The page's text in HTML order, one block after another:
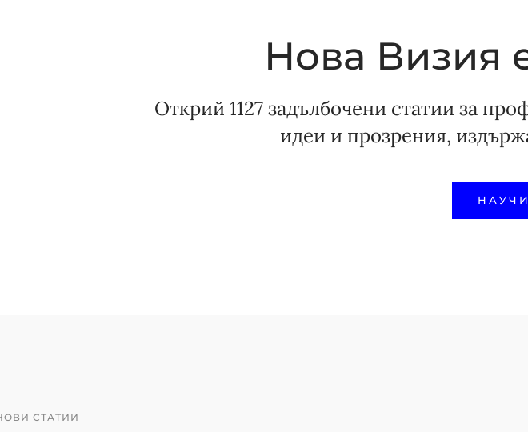
Нова Визия
Открий 1127 задълбочени статии за
идеи и прозрения,
СТАТИИ